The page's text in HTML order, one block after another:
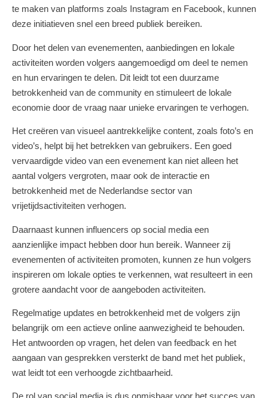
te maken van platforms zoals Instagram en Facebook, kunnen
deze initiatieven snel een breed publiek bereiken.
Door het delen van evenementen, aanbiedingen en lokale
activiteiten worden volgers aangemoedigd om deel te nemen
en hun ervaringen te delen. Dit leidt tot een duurzame
betrokkenheid van de community en stimuleert de lokale
economie door de vraag naar unieke ervaringen te verhogen.
Het creëren van visueel aantrekkelijke content, zoals foto’s en
video’s, helpt bij het betrekken van gebruikers. Een goed
vervaardigde video van een evenement kan niet alleen het
aantal volgers vergroten, maar ook de interactie en
betrokkenheid met de Nederlandse sector van
vrijetijdsactiviteiten verhogen.
Daarnaast kunnen influencers op social media een
aanzienlijke impact hebben door hun bereik. Wanneer zij
evenementen of activiteiten promoten, kunnen ze hun volgers
inspireren om lokale opties te verkennen, wat resulteert in een
grotere aandacht voor de aangeboden activiteiten.
Regelmatige updates en betrokkenheid met de volgers zijn
belangrijk om een actieve online aanwezigheid te behouden.
Het antwoorden op vragen, het delen van feedback en het
aangaan van gesprekken versterkt de band met het publiek,
wat leidt tot een verhoogde zichtbaarheid.